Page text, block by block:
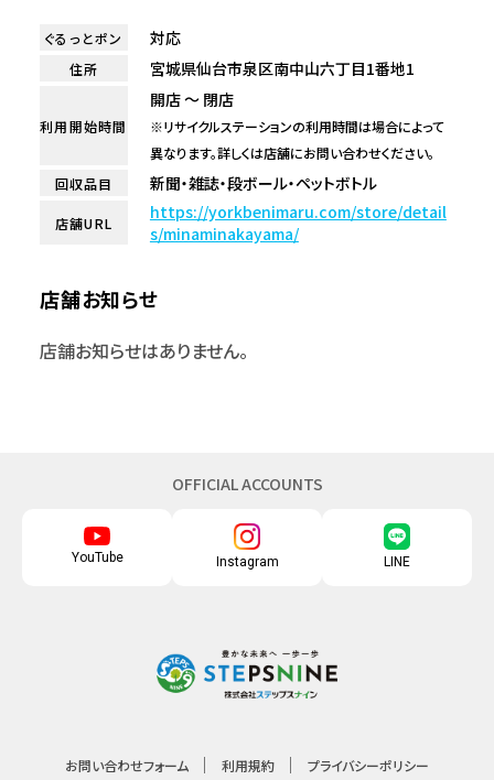
ぐるっとポン 対応
住所 宮城県仙台市泉区南中山六丁目1番地1
利用開始時間
開店 ～ 閉店
※リサイクルステーションの利用時間は場合によって
異なります。詳しくは店舗にお問い合わせください。
回収品目
新聞・雑誌・段ボール・ペットボトル
店舗URL
https://yorkbenimaru.com/store/detail
s/minaminakayama/
店舗お知らせ
店舗お知らせはありません。
OFFICIAL ACCOUNTS
YouTube Instagram LINE
お問い合わせフォーム 利用規約 プライバシーポリシー